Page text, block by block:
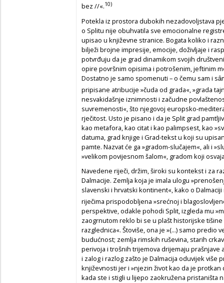
bez //«.10)
Potekla iz prostora dubokih nezadovoljstava
o Splitu nije obuhvatila sve emocionalne
upisao u književne stranice. Bogata koliko i
bilježi brojne impresije, emocije, doživljaje i
potvrđuju da je grad dinamikom svojih
opire površnim opisima i potrošenim, jeftinim
Dostatno je samo spomenuti – o čemu sam i sȃ
pripisane atribucije »čuda od grada«, »grada
nesvakidašnje iznimnosti i začudne
suvremenosti«, što njegovoj europsko-
rječitost. Usto je pisano i da je Split grad
kao metafora, kao citat i kao palimpsest, kao
datuma, grad knjige i Grad-tekst u koji su
pamte. Nazvat će ga »gradom-slučajem«, ali i
»velikom povijesnom šalom«, gradom koji
Navedene riječi, držim, široki su kontekst i za
Dalmacije. Zemlja koja je imala ulogu
slavenski i hrvatski kontinent«, kako o
riječima prispodobljena »srećnoj i
perspektive, odakle pohodi Split, izgleda mu
zaogrnutom reklo bi se u plašt historijske tišine
razglednica«. Štoviše, ona je »(...) samo predio
budućnost; zemlja rimskih ruševina, starih
perivoja i trošnih trijemova drijemaju
i zalog i razlog zašto je Dalmacija oduvijek više
književnosti jer i »njezin život kao da je
kada ste i stigli u lijepo zaokružena pristaništa